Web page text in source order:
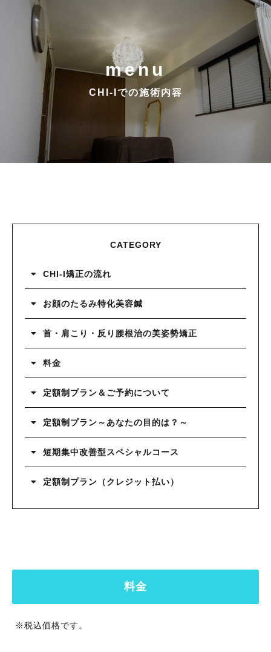
menu
CHI-Iでの施術内容
CATEGORY
CHI-I矯正の流れ
お顔のたるみ特化美容鍼
首・肩こり・反り腰根治の美姿勢矯正
料金
定額制プラン＆ご予約について
定額制プラン～あなたの目的は？～
短期集中改善型スペシャルコース
定額制プラン（クレジット払い）
料金
※税込価格です。